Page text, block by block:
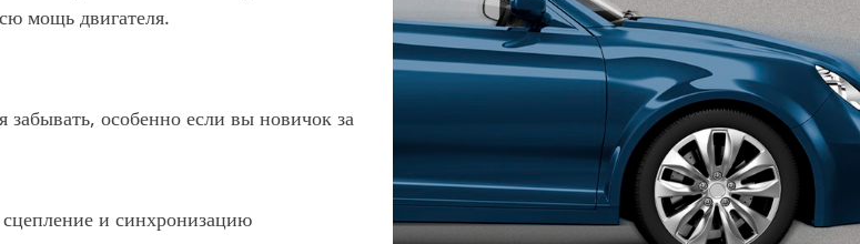
мощь двигателя.
особенно если вы новичок за
и синхронизацию